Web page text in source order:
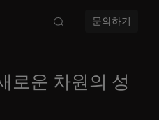
문의하기
로운 차원의 성